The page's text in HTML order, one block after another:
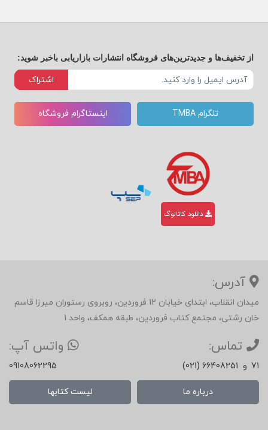
از تخفیف‌ها و جدیدترین‌های فروشگاه انتشارات بازاریابی باخبر شوید:
اشتراک
تلگرام TMBA اینستاگرام فروشگاه
دانلود کاتالوگ
آدرس:
میدان انقلاب، ابتدای خیابان 12 فروردین، روبروی رستوران میرزا قاسم
خان رشتی، مجتمع کتاب فروردین، طبقه همکف، واحد 1
تماس:
(021) 66408251 و 71
واتس آپ:
09108062295
درباره ما لیست کتابها